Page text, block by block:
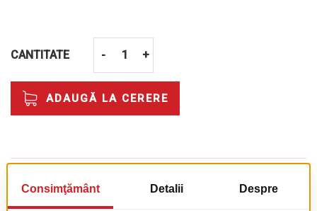
CANTITATE - +
ADAUGĂ LA CERERE
Mai
0